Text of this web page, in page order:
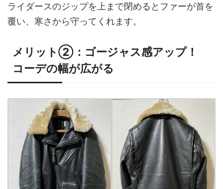
ライダースのジップを上まで閉めるとファーが首を
覆い、寒さから守ってくれます。
メリット②：ゴージャス感アップ！
コーデの幅が広がる